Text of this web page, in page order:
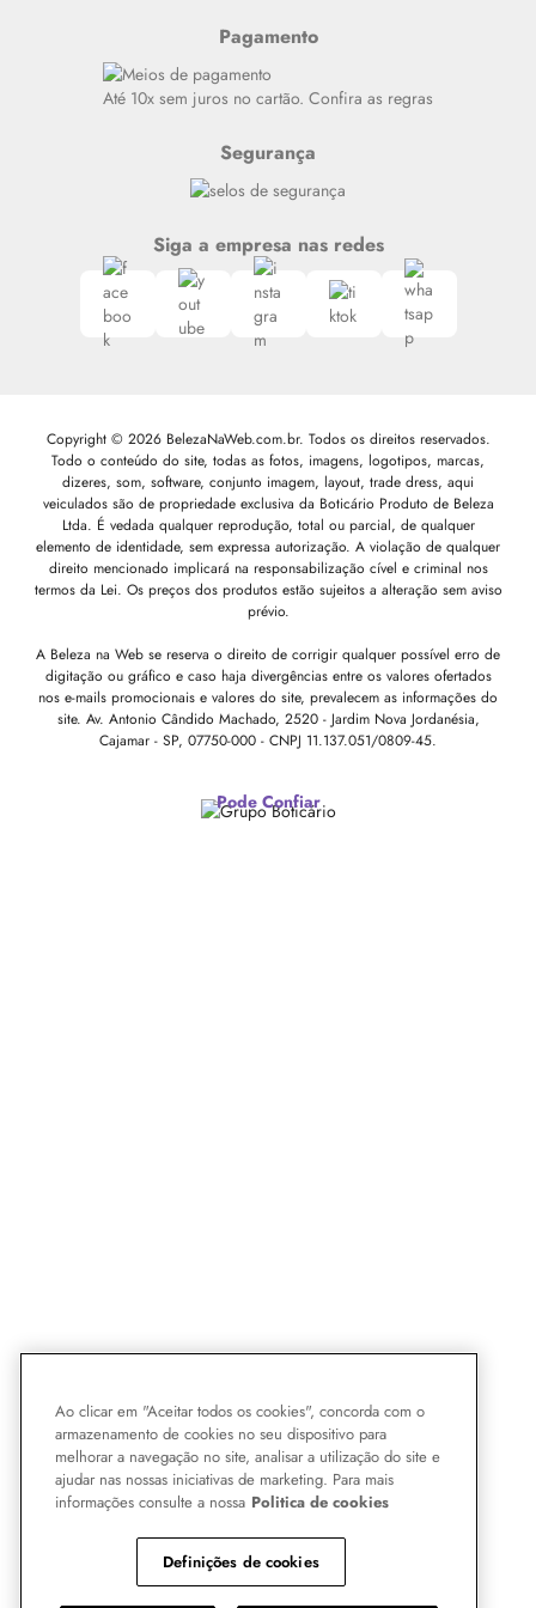
Siga nosso canal no Whatsapp
Pagamento
Até 10x sem juros no cartão. Confira as regras
Segurança
Siga a empresa nas redes
Copyright © 2026 BelezaNaWeb.com.br. Todos os direitos reservados.
Todo o conteúdo do site, todas as fotos, imagens, logotipos, marcas,
dizeres, som, software, conjunto imagem, layout, trade dress, aqui
veiculados são de propriedade exclusiva da Boticário Produto de Beleza
Ltda. É vedada qualquer reprodução, total ou parcial, de qualquer
elemento de identidade, sem expressa autorização. A violação de qualquer
direito mencionado implicará na responsabilização cível e criminal nos
termos da Lei. Os preços dos produtos estão sujeitos a alteração sem aviso
prévio.
A Beleza na Web se reserva o direito de corrigir qualquer possível erro de
digitação ou gráfico e caso haja divergências entre os valores ofertados
nos e-mails promocionais e valores do site, prevalecem as informações do
site. Av. Antonio Cândido Machado, 2520 - Jardim Nova Jordanésia,
Cajamar - SP, 07750-000 - CNPJ 11.137.051/0809-45.
Pode Confiar
Ao clicar em "Aceitar todos os cookies", concorda com o
armazenamento de cookies no seu dispositivo para
melhorar a navegação no site, analisar a utilização do site e
ajudar nas nossas iniciativas de marketing. Para mais
informações consulte a nossa Politica de cookies
Definições de cookies